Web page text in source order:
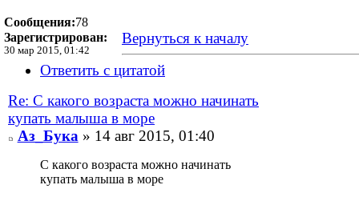
Сообщения:78
Зарегистрирован:
30 мар 2015, 01:42
Вернуться к началу
Ответить с цитатой
Re: С какого возраста можно начинать
купать малыша в море
Аз_Бука» 14 авг 2015, 01:40
С какого возраста можно начинать
купать малыша в море